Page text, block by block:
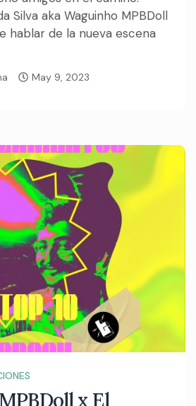
Silva aka Waguinho MPBDoll
hablar de la nueva escena
May 9, 2023
x El